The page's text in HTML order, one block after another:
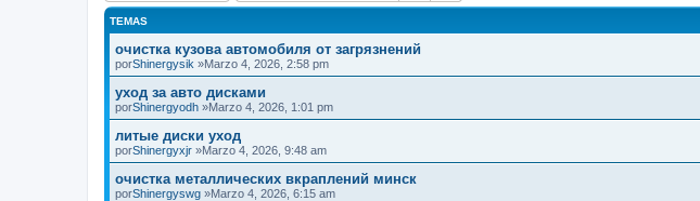
TEMAS
очистка кузова автомобиля от загрязнений
porShinergysik »Marzo 4, 2026, 2:58 pm
уход за авто дисками
porShinergyodh »Marzo 4, 2026, 1:01 pm
литые диски уход
porShinergyxjr »Marzo 4, 2026, 9:48 am
очистка металлических вкраплений минск
porShinergyswg »Marzo 4, 2026, 6:15 am